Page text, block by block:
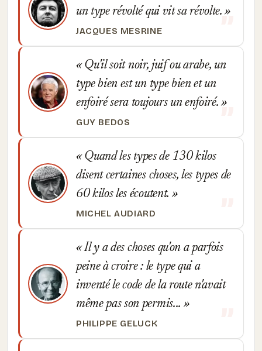
un type révolté qui vit sa révolte.
JACQUES MESRINE
Qu'il soit noir, juif ou arabe, un
type bien est un type bien et un
enfoiré sera toujours un enfoiré.
GUY BEDOS
Quand les types de 130 kilos
disent certaines choses, les types de
60 kilos les écoutent.
MICHEL AUDIARD
Il y a des choses qu'on a parfois
peine à croire : le type qui a
inventé le code de la route n'avait
même pas son permis...
PHILIPPE GELUCK